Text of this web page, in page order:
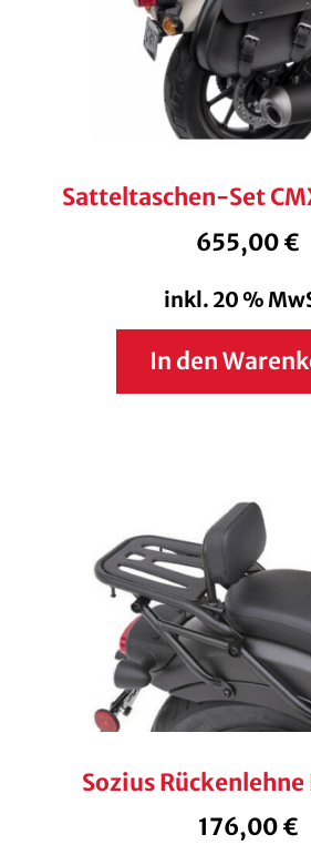
Satteltaschen-Set
655,00€
inkl. 20 %
In den
Sozius
176,00€